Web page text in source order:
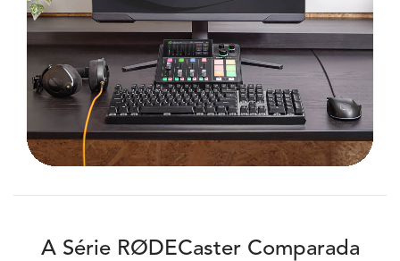
A Série RØDECaster Comparada